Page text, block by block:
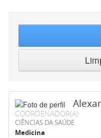
COORDENADOR(A)
CIÊNCIAS DA SAÚDE
Medicina